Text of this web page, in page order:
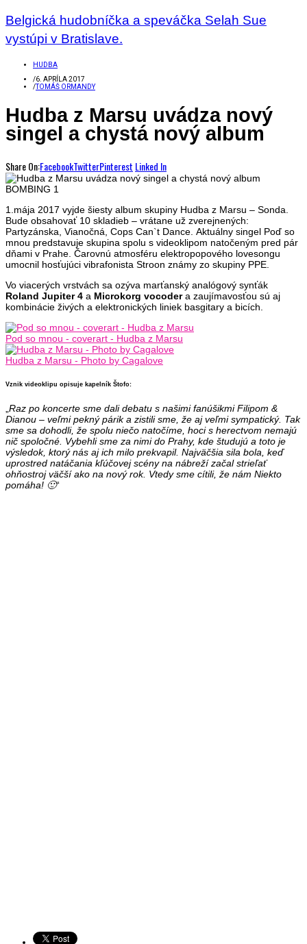
Belgická hudobníčka a speváčka Selah Sue
vystúpi v Bratislave.
HUDBA
/6. APRÍLA 2017
/TOMÁŠ ORMANDY
Hudba z Marsu uvádza nový
singel a chystá nový album
Share On:FacebookTwitterPinterest Linked In
1.mája 2017 vyjde šiesty album skupiny Hudba z Marsu – Sonda.
Bude obsahovať 10 skladieb – vrátane už zverejnených:
Partyzánska, Vianočná, Cops Can`t Dance. Aktuálny singel Poď so
mnou predstavuje skupina spolu s videoklipom natočeným pred pár
dňami v Prahe. Čarovnú atmosféru elektropopového lovesongu
umocnil hosťujúci vibrafonista Stroon známy zo skupiny PPE.
Vo viacerých vrstvách sa ozýva marťanský analógový synťák
Roland Jupiter 4 a Microkorg vocodera zaujímavosťou sú aj
kombinácie živých a elektronických liniek basgitary a bicích.
Pod so mnou - coverart - Hudba z Marsu
Hudba z Marsu - Photo by Cagalove
Vznik videoklipu opisuje kapelník Štofo:
Raz po koncerte sme dali debatu s našimi fanúšikmi Filipom &
Dianou – veľmi pekný párik a zistili sme, že aj veľmi sympatický. Tak
sme sa dohodli, že spolu niečo natočíme, hoci s herectvom nemajú
nič spoločné. Vybehli sme za nimi do Prahy, kde študujú a toto je
výsledok, ktorý nás aj ich milo prekvapil. Najväčšia sila bola, keď
uprostred natáčania kľúčovej scény na nábreží začal strieľať
ohňostroj väčší ako na nový rok. Vtedy sme cítili, že nám Niekto
pomáha! 🙂“